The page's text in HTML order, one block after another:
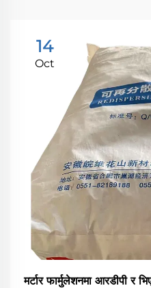
14
Oct
मर्टार फार्मुलेशनमा आरडीपी र